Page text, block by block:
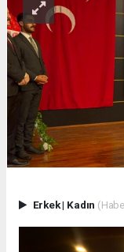
Erkek| Kadın